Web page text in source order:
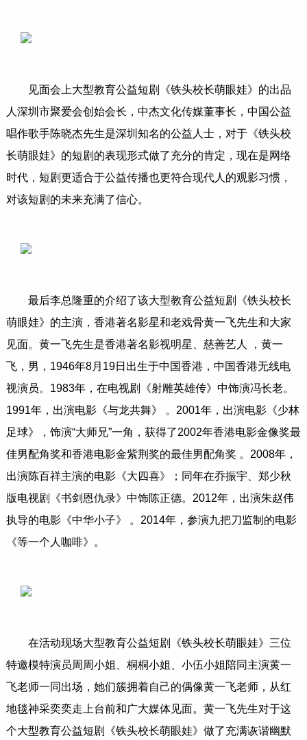
见面会上大型教育公益短剧《铁头校长萌眼娃》的出品
人深圳市聚爱会创始会长，中杰文化传媒董事长，中国公益
唱作歌手陈晓杰先生是深圳知名的公益人士，对于《铁头校
长萌眼娃》的短剧的表现形式做了充分的肯定，现在是网络
时代，短剧更适合于公益传播也更符合现代人的观影习惯，
对该短剧的未来充满了信心。
最后李总隆重的介绍了该大型教育公益短剧《铁头校长
萌眼娃》的主演，香港著名影星和老戏骨黄一飞先生和大家
见面。黄一飞先生是香港著名影视明星、慈善艺人 ，黄一
飞，男，1946年8月19日出生于中国香港，中国香港无线电
视演员。1983年，在电视剧《射雕英雄传》中饰演冯长老。
1991年，出演电影《与龙共舞》 。2001年，出演电影《少林
足球》，饰演“大师兄”一角，获得了2002年香港电影金像奖最
佳男配角奖和香港电影金紫荆奖的最佳男配角奖 。2008年，
出演陈百祥主演的电影《大四喜》；同年在乔振宇、郑少秋
版电视剧《书剑恩仇录》中饰陈正德。2012年，出演朱赵伟
执导的电影《中华小子》 。2014年，参演九把刀监制的电影
《等一个人咖啡》。
在活动现场大型教育公益短剧《铁头校长萌眼娃》三位
特邀模特演员周周小姐、桐桐小姐、小伍小姐陪同主演黄一
飞老师一同出场，她们簇拥着自己的偶像黄一飞老师，从红
地毯神采奕奕走上台前和广大媒体见面。黄一飞先生对于这
个大型教育公益短剧《铁头校长萌眼娃》做了充满诙谐幽默